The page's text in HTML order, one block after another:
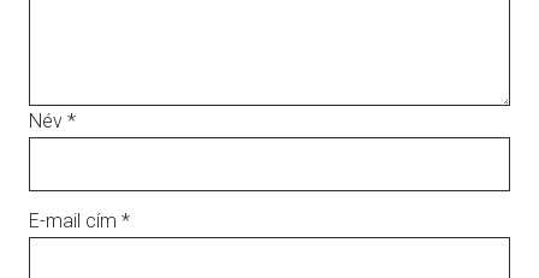
Név *
E-mail cím *